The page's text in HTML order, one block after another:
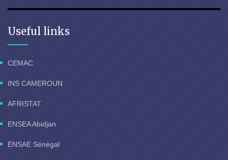
Useful links
CEMAC
INS CAMEROUN
AFRISTAT
ENSEA Abidjan
ENSAE Sénégal